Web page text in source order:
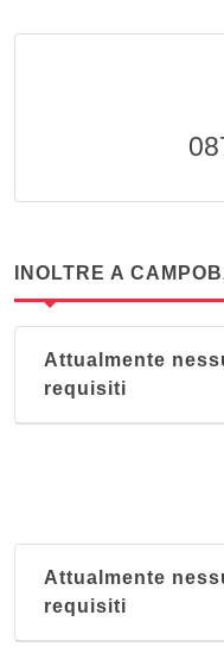
INOLTRE A
Attualmente
requisiti
Attualmente
requisiti